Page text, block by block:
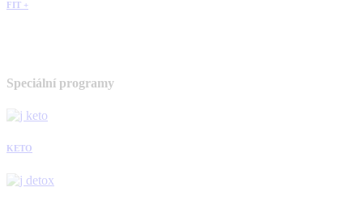
FIT +
Speciální programy
KETO